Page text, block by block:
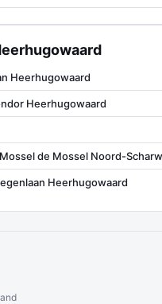
Heerhugowaard
Heerhugowaard
de Mossel Noord-
Heerhugowaard